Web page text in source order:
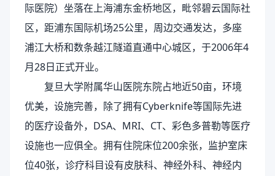
际医院）坐落在上海浦东金桥地区，毗邻碧云国际社
区，距浦东国际机场25公里，周边交通发达，多座
浦江大桥和数条越江隧道直通中心城区，于2006年4
月28日正式开业。
复旦大学附属华山医院东院占地近50亩，环境
优美，设施完善，除了拥有Cyberknife等国际先进
的医疗设备外，DSA、MRI、CT、彩色多普勒等医疗
设施也一应俱全。拥有住院床位200余张，监护室床
位40张，诊疗科目设有皮肤科、神经外科、神经内